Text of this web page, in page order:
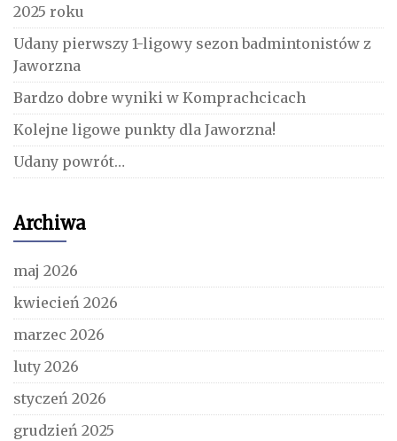
2025 roku
Udany pierwszy 1-ligowy sezon badmintonistów z
Jaworzna
Bardzo dobre wyniki w Komprachcicach
Kolejne ligowe punkty dla Jaworzna!
Udany powrót…
Archiwa
maj 2026
kwiecień 2026
marzec 2026
luty 2026
styczeń 2026
grudzień 2025